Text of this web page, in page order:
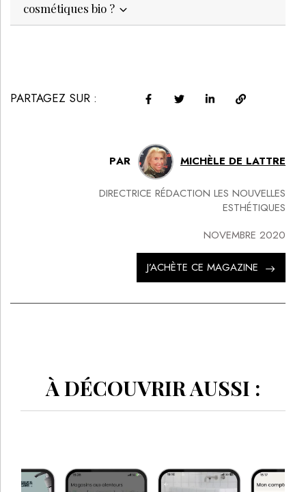
cosmétiques bio ?
PARTAGEZ SUR :
PAR MICHÈLE DE LATTRE
DIRECTRICE RÉDACTION LES NOUVELLES
ESTHÉTIQUES
NOVEMBRE 2020
J’ACHÈTE CE MAGAZINE
À DÉCOUVRIR AUSSI :